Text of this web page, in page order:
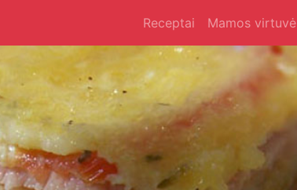
Receptai Mamos virtuvė